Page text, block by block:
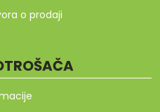
o prodaji